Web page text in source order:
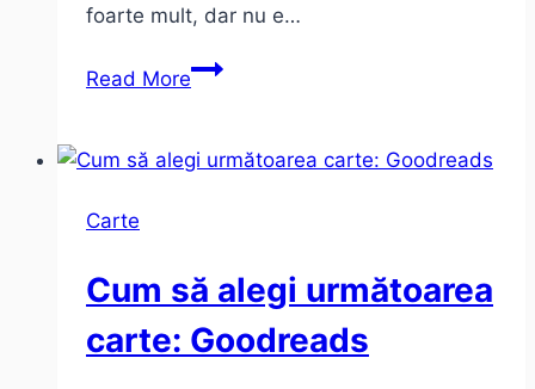
foarte mult, dar nu e…
Read MoreDouă
săptămână
Carte
Cum să alegi următoarea
carte: Goodreads